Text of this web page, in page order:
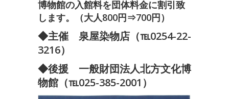
博物館の入館料を団体料金に割引致
します。（大人800円⇒700円）
◆主催 泉屋染物店（℡0254-22-
3216）
◆後援 一般財団法人北方文化博
物館（℡025-385-2001）